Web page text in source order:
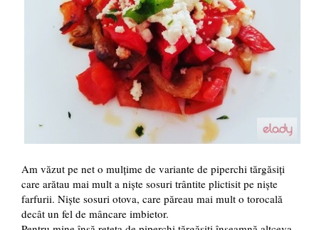
Am văzut pe net o mulțime de variante de piperchi tărgăsiți
care arătau mai mult a niște sosuri trântite plictisit pe niște
farfurii. Niște sosuri otova, care păreau mai mult o torocală
decât un fel de mâncare imbietor.